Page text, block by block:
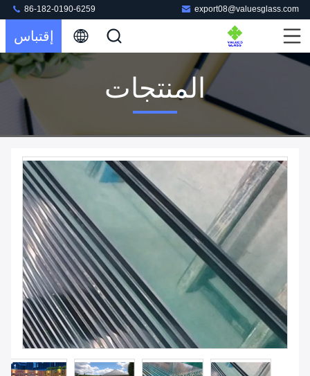
export08@valuesglass.com
86-182-0190-6259
إقتباس
المنتجات